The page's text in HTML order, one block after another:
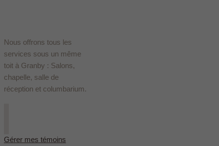
Nous offrons tous les
services sous un même
toit à Granby : Salons,
chapelle, salle de
réception et columbarium.
Gérer mes témoins